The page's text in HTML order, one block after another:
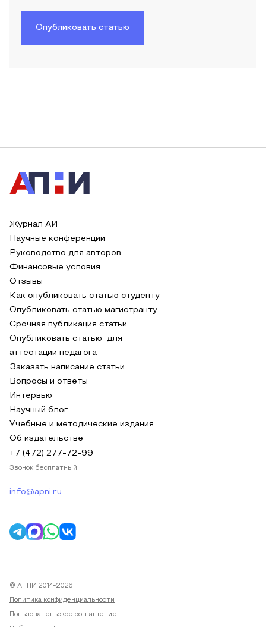
Опубликовать статью
Журнал АИ
Научные конференции
Руководство для авторов
Финансовые условия
Отзывы
Как опубликовать статью студенту
Опубликовать статью магистранту
Срочная публикация статьи
Опубликовать статью для
аттестации педагога
Заказать написание статьи
Вопросы и ответы
Интервью
Научный блог
Учебные и методические издания
Об издательстве
+7 (472) 277-72-99
Звонок бесплатный
info@apni.ru
© АПНИ 2014-2026
Политика конфиденциальности
Пользовательское соглашение